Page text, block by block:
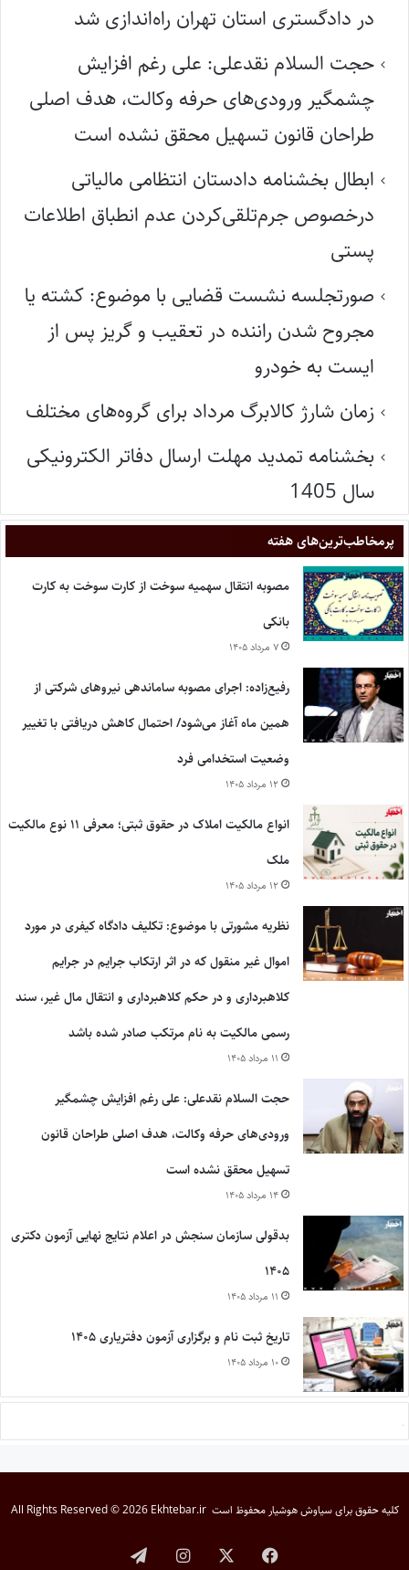
در دادگستری استان تهران راه‌اندازی شد
حجت السلام نقدعلی: علی رغم افزایش
چشمگیر ورودی‌های حرفه وکالت، هدف اصلی
طراحان قانون تسهیل محقق نشده است
ابطال بخشنامه دادستان انتظامی مالیاتی
درخصوص جرم‌تلقی‌کردن عدم انطباق اطلاعات
پستی
صورتجلسه نشست قضایی با موضوع: کشته یا
مجروح شدن راننده در تعقیب و گریز پس از
ایست به خودرو
زمان شارژ کالابرگ مرداد برای گروه‌های مختلف
بخشنامه تمدید مهلت ارسال دفاتر الکترونیکی
سال 1405
پر‌مخاطب‌ترین‌های هفته
مصوبه انتقال سهمیه سوخت از کارت سوخت به کارت
بانکی
۷ مرداد ۱۴۰۵
رفیع‌زاده: اجرای مصوبه ساماندهی نیروهای شرکتی از
همین ماه آغاز می‌شود/ احتمال کاهش دریافتی با تغییر
وضعیت استخدامی فرد
۱۲ مرداد ۱۴۰۵
انواع مالکیت املاک در حقوق ثبتی؛ معرفی ۱۱ نوع مالکیت
ملک
۱۲ مرداد ۱۴۰۵
نظریه مشورتی با موضوع: تکلیف دادگاه کیفری در مورد
اموال غیر منقول که در اثر ارتکاب جرایم در جرایم
کلاهبرداری و در حکم کلاهبرداری و انتقال مال غیر، سند
رسمی مالکیت به نام مرتکب صادر شده باشد
۱۱ مرداد ۱۴۰۵
حجت السلام نقدعلی: علی رغم افزایش چشمگیر
ورودی‌های حرفه وکالت، هدف اصلی طراحان قانون
تسهیل محقق نشده است
۱۴ مرداد ۱۴۰۵
بدقولی سازمان سنجش در اعلام نتایج نهایی آزمون دکتری
۱۴۰۵
۱۱ مرداد ۱۴۰۵
تاریخ ثبت نام و برگزاری آزمون دفتریاری ۱۴۰۵
۱۰ مرداد ۱۴۰۵
کلیه حقوق برایسیاوش هوشیار محفوظ است All Rights Reserved © 2026 Ekhtebar.ir